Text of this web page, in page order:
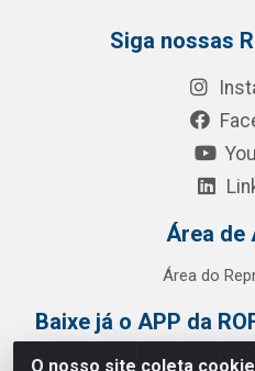
O nosso site coleta
Siga nossas
Área de
Área do
Baixe já o APP da